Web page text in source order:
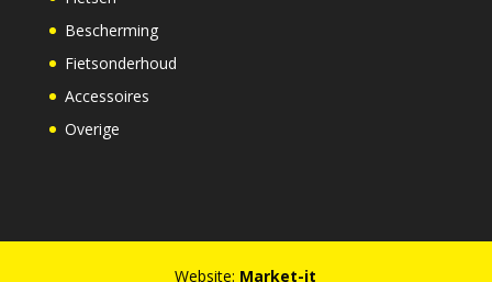
Bescherming
Fietsonderhoud
Accessoires
Overige
Website: Market-it